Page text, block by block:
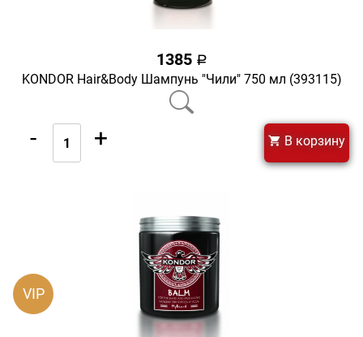
1385 a
KONDOR Hair&Body Шампунь "Чили" 750 мл (393115)
- + В корзину
VIP